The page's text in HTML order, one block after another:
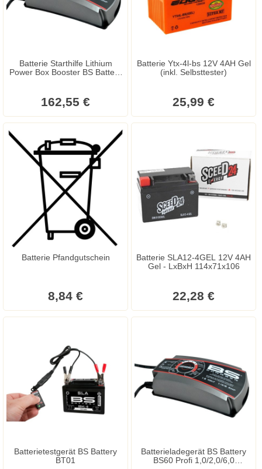
Batterie Starthilfe Lithium
Power Box Booster BS Battery
162,55 €
Batterie Ytx-4l-bs 12V 4AH Gel
(inkl. Selbsttester)
25,99 €
Batterie Pfandgutschein
8,84 €
Batterie SLA12-4GEL 12V 4AH
Gel - LxBxH 114x71x106
22,28 €
Batterietestgerät BS Battery
BT01
Batterieladegerät BS Battery
BS60 Profi 1,0/2,0/6,0